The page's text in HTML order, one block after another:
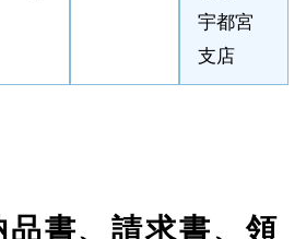
宇都宮
支店
品書、請求書、領